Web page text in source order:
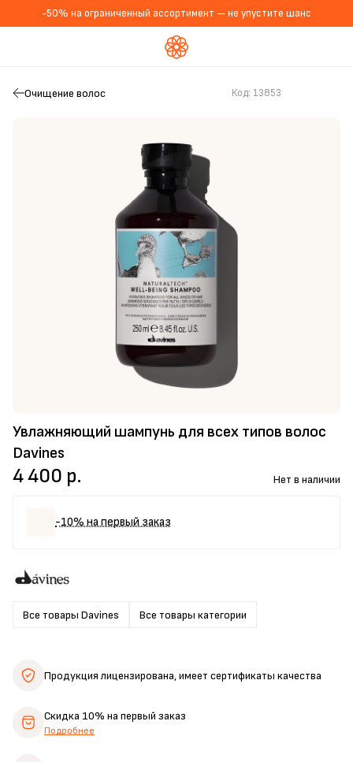
-50% на ограниченный ассортимент — не упустите шанс
Очищение волос
Увлажняющий шампунь для всех типов волос
Davines
Код: 13853
Все товары Davines Все товары категории
4 400 р. Нет в наличии
-10% на первый заказ
Продукция лицензирована,имеет сертификаты качества
Скидка 10% на первый заказ
Подробнее